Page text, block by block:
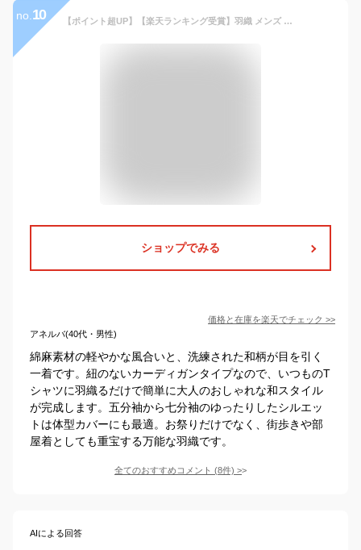
no. 10 【ポイント超UP】【楽天ランキング受賞】羽織 メンズ 法被 春 夏 秋 祭り おしゃれ 半纏 半被 甚平 柄 和柄 派手 半袖 五分袖 七分袖 涼しい 綿麻 男性 部屋着 カジュアル シャツ 大きいサイズも充実 甚平・作務衣特集
ショップでみる
価格と在庫を楽天でチェック >>
アネルバ(40代・男性)
綿麻素材の軽やかな風合いと、洗練された和柄が目を引く
一着です。紐のないカーディガンタイプなので、いつものT
シャツに羽織るだけで簡単に大人のおしゃれな和スタイル
が完成します。五分袖から七分袖のゆったりしたシルエッ
トは体型カバーにも最適。お祭りだけでなく、街歩きや部
屋着としても重宝する万能な羽織です。
全てのおすすめコメント (8件) >
AIによる回答